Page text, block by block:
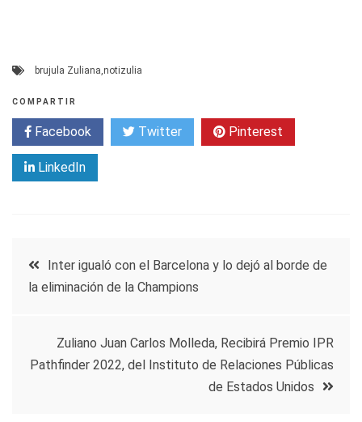
brujula Zuliana notizulia
COMPARTIR
Facebook Twitter Pinterest
LinkedIn
Navegación
entradas
Inter igualó con el Barcelona y lo dejó al borde de
la eliminación de la Champions
Zuliano Juan Carlos Molleda, Recibirá Premio IPR
Pathfinder 2022, del Instituto de Relaciones Públicas
de Estados Unidos